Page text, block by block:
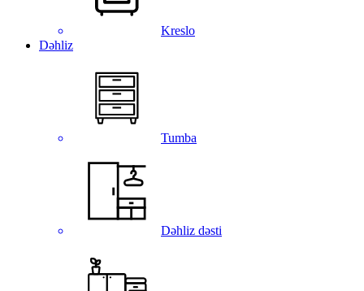
Kreslo
Dəhliz
Tumba
Dəhliz dəsti